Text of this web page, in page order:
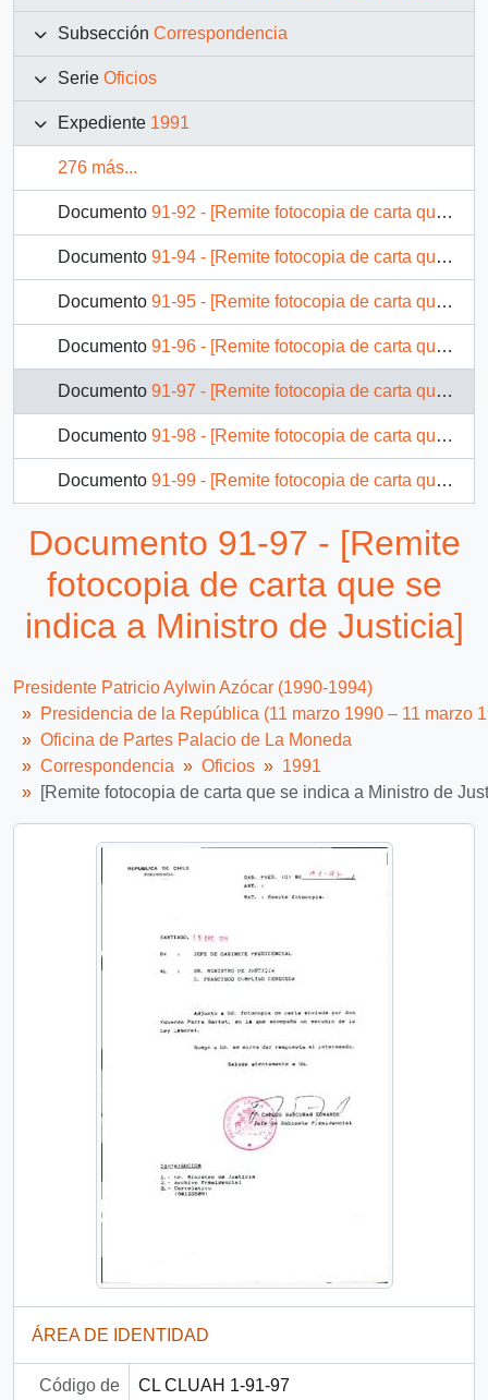
Subsección Correspondencia
Serie Oficios
Expediente 1991
276 más...
Documento 91-92 - [Remite fotocopia de carta que se indica a Ministro de Bienes Nacionales]
Documento 91-94 - [Remite fotocopia de carta que se indica a Subsecretario de Desarrollo Regional]
Documento 91-95 - [Remite fotocopia de carta que se indica a Ministro de Vivienda y Urbanismo]
Documento 91-96 - [Remite fotocopia de carta que se indica a Ministro de Vivienda y Urbanismo]
Documento 91-97 - [Remite fotocopia de carta que se indica a Ministro de Justicia]
Documento 91-98 - [Remite fotocopia de carta que se indica a Ministro de Justicia]
Documento 91-99 - [Remite fotocopia de carta que se indica a Ministro de Minería]
91-100 - [Remite fotocopia de Oficio que se indica a Ministro de Hacienda]
Documento 91-101 - [Remite fotocopia de Oficio que se indica a Ministro de Salud Pública]
2139 más...
Documento 91-97 - [Remite
fotocopia de carta que se
indica a Ministro de Justicia]
Presidente Patricio Aylwin Azócar (1990-1994)
Presidencia de la República (11 marzo 1990 – 11 marzo
Oficina de Partes Palacio de La Moneda
Correspondencia
Oficios
1991
[Remite fotocopia de carta que se indica a Ministro de
ÁREA DE IDENTIDAD
Código de CL CLUAH 1-91-97